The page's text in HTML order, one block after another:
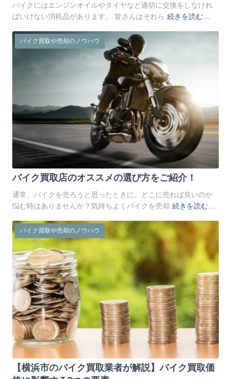
バイクにはエンジンオイルやタイヤなど適切に交換をしなけれ
ばいけない消耗品があります。 皆さんはそれら 続きを読む…
バイク買取や売却のノウハウ
バイク買取店のオススメの選び方をご紹介！
通常、バイクを売ろうと思ったときに、どこに売れば良いのか
悩む時はありませんか？気持ちよくバイクを売却 続きを読む…
バイク買取や売却のノウハウ
【横浜市のバイク買取業者が解説】バイク買取価